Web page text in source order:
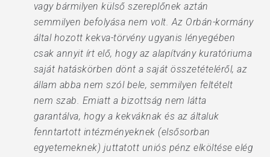
vagy bármilyen külső szereplőnek aztán
semmilyen befolyása nem volt. Az Orbán-kormány
által hozott kekva-törvény ugyanis lényegében
csak annyit írt elő, hogy az alapítvány kuratóriuma
saját hatáskörben dönt a saját összetételéről, az
állam abba nem szól bele, semmilyen feltételt
nem szab. Emiatt a bizottság nem látta
garantálva, hogy a kekváknak és az általuk
fenntartott intézményeknek (elsősorban
egyetemeknek) juttatott uniós pénz elköltése elég